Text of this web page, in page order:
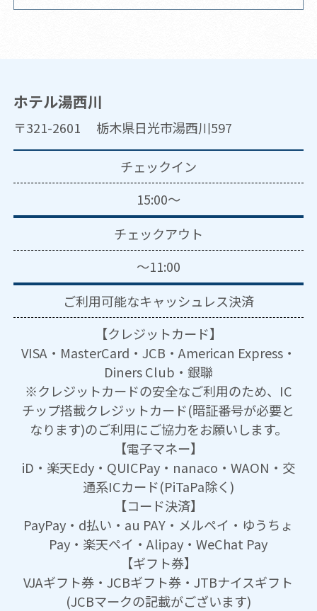
ホテル湯西川
〒321-2601 栃木県日光市湯西川597
チェックイン
15:00～
チェックアウト
～11:00
ご利用可能なキャッシュレス決済
【クレジットカード】
VISA・MasterCard・JCB・American Express・
Diners Club・銀聯
※クレジットカードの安全なご利用のため、IC
チップ搭載クレジットカード(暗証番号が必要と
なります)のご利用にご協力をお願いします。
【電子マネー】
iD・楽天Edy・QUICPay・nanaco・WAON・交
通系ICカード(PiTaPa除く)
【コード決済】
PayPay・d払い・au PAY・メルペイ・ゆうちょ
Pay・楽天ペイ・Alipay・WeChat Pay
【ギフト券】
VJAギフト券・JCBギフト券・JTBナイスギフト
(JCBマークの記載がございます)